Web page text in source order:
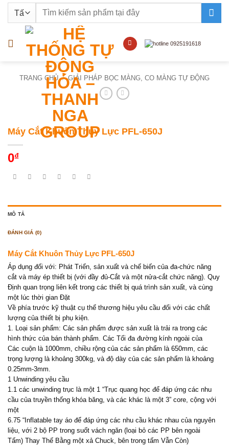
nội
Tìm
TRANG CHỦ / GIẢI PHÁP BỌC MÀNG, CO MÀNG TỰ ĐỘNG
Máy Cắt Khuôn Thủy Lực PFL-650J
0₫
MÔ TẢ
ĐÁNH GIÁ (0)
Máy Cắt Khuôn Thủy Lực PFL-650J
Áp dụng đối với: Phát Triển, sản xuất và chế biến của đa-chức năng
cắt và máy ép thiết bị (với đầy đủ-Cắt và một nửa-cắt chức năng). Quy
Định quan trọng liên kết trong các thiết bị quá trình sản xuất, và cùng
một lúc thời gian Đặt
Về phía trước kỹ thuật cụ thể thương hiệu yêu cầu đối với các chất
lượng của thiết bị phụ kiện.
1. Loại sản phẩm: Các sản phẩm được sản xuất là trải ra trong các
hình thức của bán thành phẩm. Các Tối đa đường kính ngoài của
Các cuộn là 1000mm, chiều rộng của các sản phẩm là 650mm, các
trọng lượng là khoảng 300kg, và độ dày của các sản phẩm là khoảng
0.25mm-3mm.
1 Unwinding yêu cầu
1.1 các unwinding trục là một 1 “Trục quang học để đáp ứng các nhu
cầu của truyền thống khóa băng, và các khác là một 3” core, cộng với
một
6.75 “Inflatable tay áo để đáp ứng các nhu cầu khác nhau của nguyên
liệu, với 2 bộ PP trong suốt vách ngăn (loại bỏ các PP bên ngoài
Tấm) Thay Thế Bằng một xả Chuck, bên trong tấm Vẫn Còn)